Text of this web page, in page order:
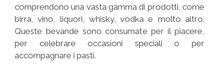
comprendono una vasta gamma di prodotti, come
birra, vino, liquori, whisky, vodka e molto altro.
Queste bevande sono consumate per il piacere,
per celebrare occasioni speciali o per
accompagnare i pasti.